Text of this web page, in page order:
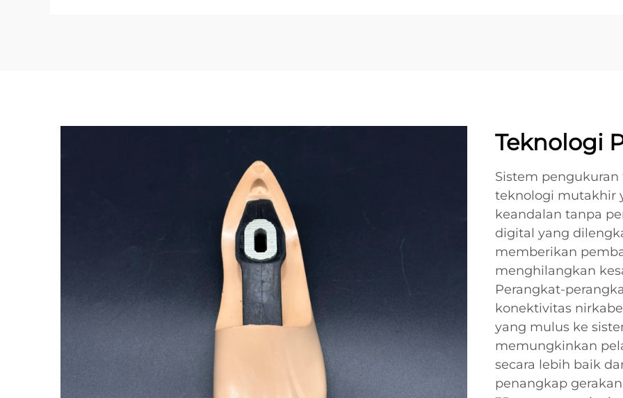
Teknologi
Sistem
teknologi mutakhir
keandalan tanpa
digital yang
memberikan
menghilangkan
Perangkat-
konektivitas
yang mulus ke
memungkinkan
secara lebih baik
penangkap